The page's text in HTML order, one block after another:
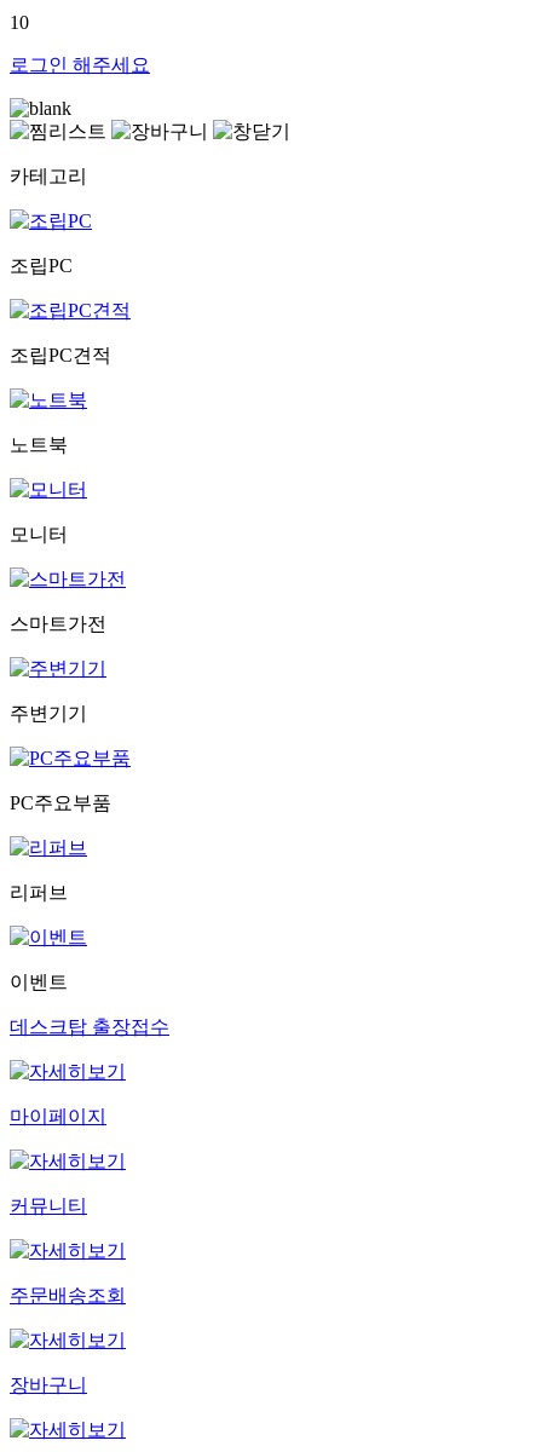
10
로그인 해주세요
카테고리
조립PC
조립PC견적
노트북
모니터
스마트가전
주변기기
PC주요부품
리퍼브
이벤트
데스크탑 출장접수
마이페이지
커뮤니티
주문배송조회
장바구니